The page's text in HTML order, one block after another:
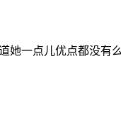
她一点儿优点都没有